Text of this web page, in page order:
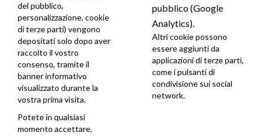
del pubblico,
personalizzazione, cookie
di terze parti) vengono
depositati solo dopo aver
raccolto il vostro
consenso, tramite il
banner informativo
visualizzato durante la
vostra prima visita.
Potete in qualsiasi
momento accettare,
pubblico (Google
Analytics).
Altri cookie possono
essere aggiunti da
applicazioni di terze parti,
come i pulsanti di
condivisione sui social
network.